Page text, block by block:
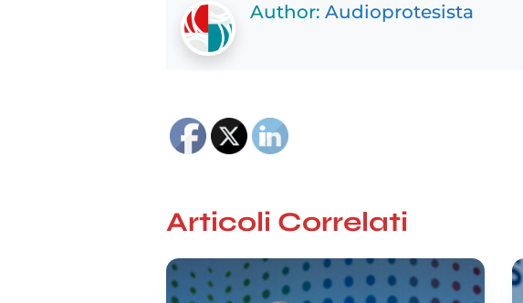
Author: Audioprotesista
Articoli Correlati